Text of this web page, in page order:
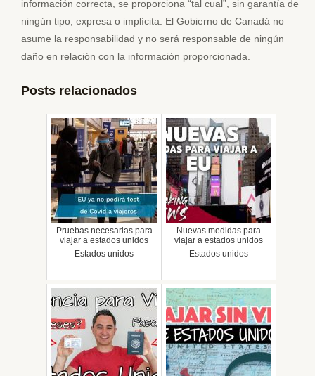
información correcta, se proporciona “tal cual”, sin garantía de
ningún tipo, expresa o implícita. El Gobierno de Canadá no
asume la responsabilidad y no será responsable de ningún
daño en relación con la información proporcionada.
Posts relacionados
Pruebas necesarias para
viajar a estados unidos
Estados unidos
Nuevas medidas para
viajar a estados unidos
Estados unidos